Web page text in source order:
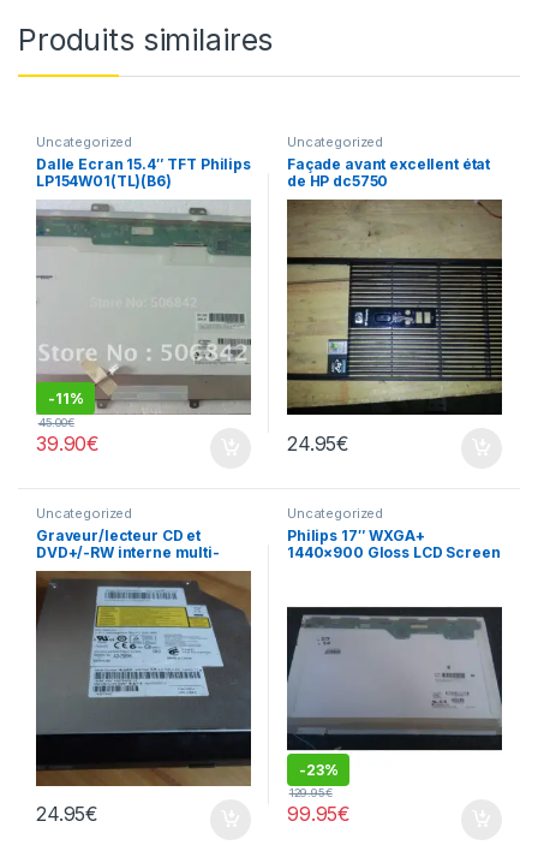
Produits similaires
Uncategorized
Dalle Ecran 15.4″ TFT Philips
LP154W01(TL)(B6​)
-11%
39.90€
45.00€
Uncategorized
Façade avant excellent état
de HP dc5750
24.95€
Uncategorized
Graveur/lecteur CD et
DVD+/-RW interne multi-
recorder portable AD-7585H
24.95€
Uncategorized
Philips 17″ WXGA+
1440×900 Gloss LCD Screen
-23%
99.95€
129.95€